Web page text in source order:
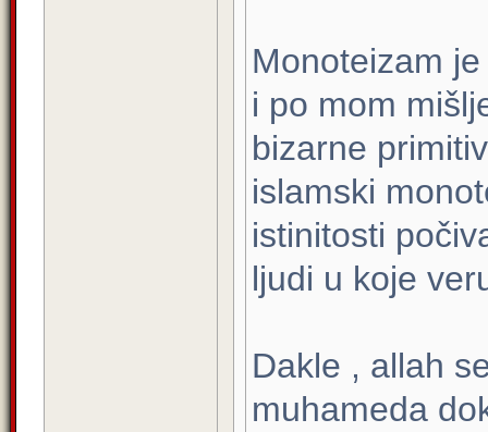
Monoteizam
i po mom
bizarne
islamski
istinitosti
ljudi u koje
Dakle , allah
muhameda